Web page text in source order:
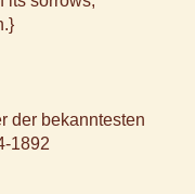
der bekanntesten
1892